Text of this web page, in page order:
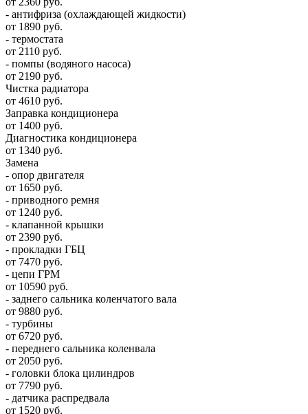
- антифриза (охлаждающей жидкости)
от 1890 руб.
- термостата
от 2110 руб.
- помпы (водяного насоса)
от 2190 руб.
Чистка радиатора
от 4610 руб.
Заправка кондиционера
от 1400 руб.
Диагностика кондиционера
от 1340 руб.
Замена
- опор двигателя
от 1650 руб.
- приводного ремня
от 1240 руб.
- клапанной крышки
от 2390 руб.
- прокладки ГБЦ
от 7470 руб.
- цепи ГРМ
от 10590 руб.
- заднего сальника коленчатого вала
от 9880 руб.
- турбины
от 6720 руб.
- переднего сальника коленвала
от 2050 руб.
- головки блока цилиндров
от 7790 руб.
- датчика распредвала
от 1520 руб.